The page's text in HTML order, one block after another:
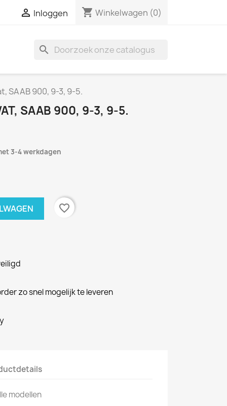
 Inloggen shopping_cart Winkelwagen (0)
search
SAAB 900, 9-3, 9-5.
SAAB 900, 9-3, 9-5.
3-4 werkdagen
favorite_border
zo snel mogelijk te leveren
modellen